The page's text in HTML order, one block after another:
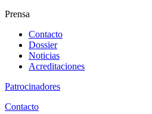
Prensa
Contacto
Dossier
Noticias
Acreditaciones
Patrocinadores
Contacto